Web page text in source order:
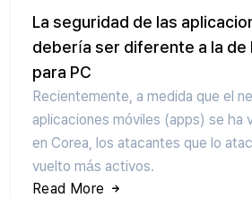
La seguridad de las
debería ser diferente a la de
para PC
Recientemente, a medida que el
aplicaciones móviles (apps) se ha
en Corea, los atacantes que lo
vuelto más activos.
Read More